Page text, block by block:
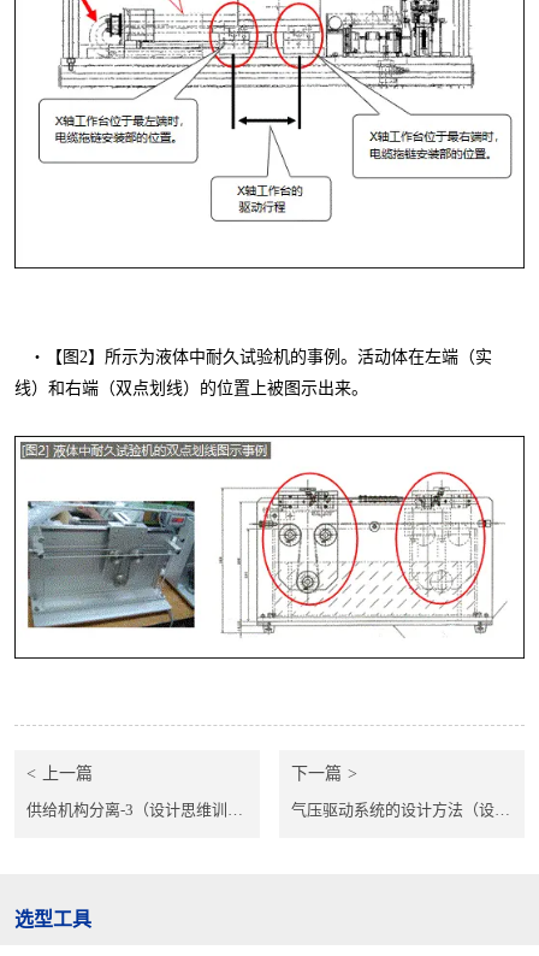
・【图2】所示为液体中耐久试验机的事例。活动体在左端（实
线）和右端（双点划线）的位置上被图示出来。
上一篇
供给机构分离-3（设计思维训练-29）
下一篇
气压驱动系统的设计方法（设计思维训练-49）
选型工具